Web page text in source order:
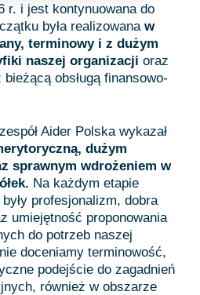
r. i jest kontynuowana do
była realizowana w
terminowy i z dużym
naszej organizacji oraz
obsługą finansowo-
Aider Polska wykazał
dużym
sprawnym wdrożeniem w
Na każdym etapie
profesjonalizm, dobra
umiejętność proponowania
do potrzeb naszej
doceniamy terminowość,
podejście do zagadnień
również w obszarze